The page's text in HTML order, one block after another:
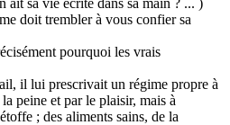
doit trembler à vous confier sa
pourquoi les vrais
il lui prescrivait un régime propre à
peine et par le plaisir, mais à
; des aliments sains, de la